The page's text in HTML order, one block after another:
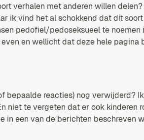
verhalen met anderen willen
ik vind het al schokkend dat dit
pedofiel/pedoseksueel te
en wellicht dat deze hele pagina
bepaalde reacties) nog verwijderd?
niet te vergeten dat er ook kinderen
in een van de berichten beschreven